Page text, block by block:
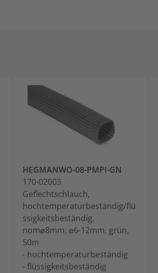
HEGMANWO-08-PMPI-GN
170-02003
Geflechtschlauch,
hochtemperaturbeständig/flü
ssigkeitsbeständig,
nom⌀8mm, ⌀6-12mm, grün,
50m
- hochtemperaturbeständig
- flüssigkeitsbeständig